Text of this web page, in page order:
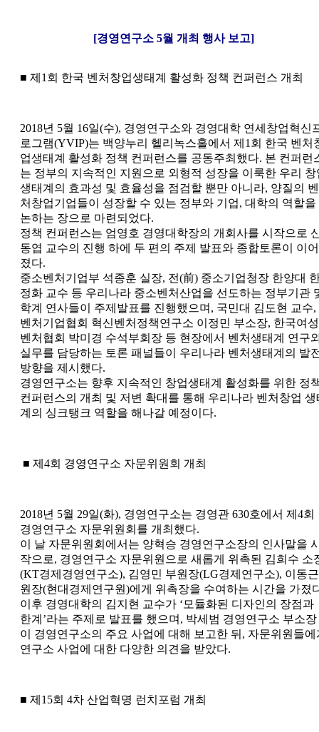
[경영연구소 5월 개최 행사 보고]
■ 제1회 한국 벤처창업생태계 활성화 정책 컨퍼런스 개최
2018년 5월 16일(수), 경영연구소와 경영대학 연세창업혁신
로그램(YVIP)는 백양누리 헬리녹스홀에서 제1회 한국 벤처
업생태계 활성화 정책 컨퍼런스를 공동주최했다. 본 컨퍼런
는 정부의 지속적인 지원으로 외형적 성장을 이룩한 우리 창
생태계의 효과성 및 효율성을 점검할 뿐만 아니라, 양질의 벤
처창업기업들이 성장할 수 있는 정부와 기업, 대학의 역할을
논하는 장으로 마련되었다.
정책 컨퍼런스는 엄영호 경영대학장의 개회사를 시작으로
동엽 교수의 진행 하에 두 편의 주제 발표와 종합토론이 이어
졌다.
중소벤처기업부 석종훈 실장, 전(前) 중소기업청장 한양대
정화 교수 등 우리나라 중소벤처산업을 선도하는 정부기관
학계 연사들이 주제발표를 진행했으며, 국민대 김도현 교수,
벤처기업협회 혁신벤처정책연구소 이정민 부소장, 한국여성
벤처협회 박미경 수석부회장 등 현장에서 벤처생태계 연구
실무를 담당하는 토론 패널들이 우리나라 벤처생태계의 발
방향을 제시했다.
경영연구소는 향후 지속적인 창업생태계 활성화를 위한 정
컨퍼런스의 개최 및 저변 확대를 통해 우리나라 벤처창업 생
계의 싱크탱크 역할을 해나갈 예정이다.
■ 제4회 경영연구소 자문위원회 개최
2018년 5월 29일(화), 경영연구소는 경영관 630호에서 제4회
경영연구소 자문위원회를 개최했다.
이 날 자문위원회에서는 양혁승 경영연구소장의 인사말을
작으로, 경영연구소 자문위원으로 새롭게 위촉된 김희수 소
(KT경제경영연구소), 김영민 부원장(LG경제연구소), 이동근
원장(현대경제연구원)에게 위촉장을 수여하는 시간을 가졌
이후 경영대학의 김지현 교수가 ‘모듈화된 디자인의 장점과
한계’라는 주제로 발표를 했으며, 박세범 경영연구소 부소장
이 경영연구소의 주요 사업에 대해 보고한 뒤, 자문위원들에
연구소 사업에 대한 다양한 의견을 받았다.
■ 제15회 4차 산업혁명 런치포럼 개최